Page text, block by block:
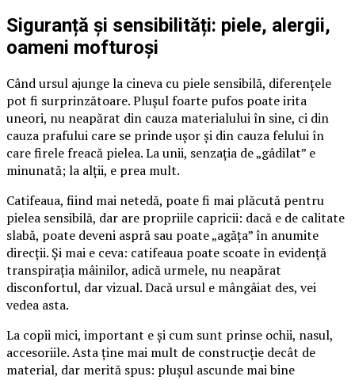
Siguranță și sensibilități: piele, alergii,
oameni mofturoși
Când ursul ajunge la cineva cu piele sensibilă, diferențele
pot fi surprinzătoare. Plușul foarte pufos poate irita
uneori, nu neapărat din cauza materialului în sine, ci din
cauza prafului care se prinde ușor și din cauza felului în
care firele freacă pielea. La unii, senzația de „gâdilat” e
minunată; la alții, e prea mult.
Catifeaua, fiind mai netedă, poate fi mai plăcută pentru
pielea sensibilă, dar are propriile capricii: dacă e de calitate
slabă, poate deveni aspră sau poate „agăța” în anumite
direcții. Și mai e ceva: catifeaua poate scoate în evidență
transpirația mâinilor, adică urmele, nu neapărat
disconfortul, dar vizual. Dacă ursul e mângâiat des, vei
vedea asta.
La copii mici, important e și cum sunt prinse ochii, nasul,
accesoriile. Asta ține mai mult de construcție decât de
material, dar merită spus: plușul ascunde mai bine